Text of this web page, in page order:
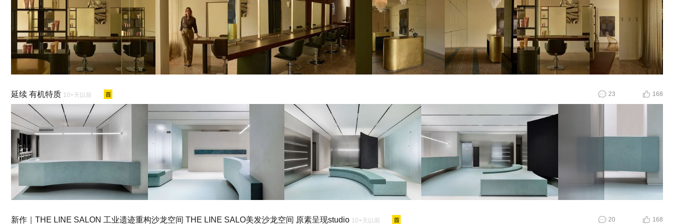
延续 有机特质 10+天以前 23 168
新作｜THE LINE SALON 工业遗迹重构沙龙空间 THE LINE SALO美发沙龙空间 原素呈现studio 10+天以前 20 168